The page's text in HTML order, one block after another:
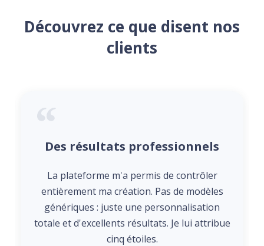
Découvrez ce que disent nos
clients
Des résultats professionnels
La plateforme m'a permis de contrôler
entièrement ma création. Pas de modèles
génériques : juste une personnalisation
totale et d'excellents résultats. Je lui attribue
cinq étoiles.